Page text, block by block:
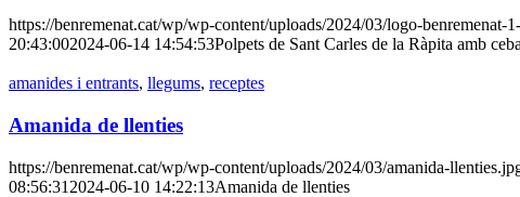
https://benremenat.cat/wp/wp-content/uploads/2024/03/logo-benremenat-
20:43:002024-06-14 14:54:53Polpets de Sant Carles de la Ràpita amb ceba
amanides i entrants, llegums, receptes
Amanida de llenties
https://benremenat.cat/wp/wp-content/uploads/2024/03/amanida-
08:56:31 2024-06-10 14:22:13Amanida de llenties